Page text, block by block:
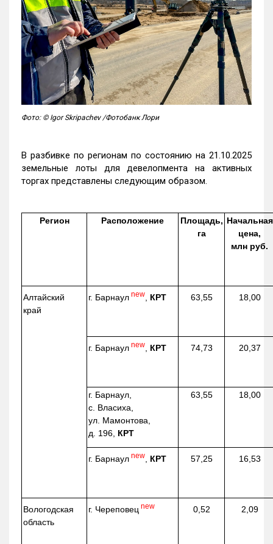
Фото: © Igor Skripachev /Фотобанк Лори
В разбивке по регионам по состоянию на 21.10.2025
земельные лоты для девелопмента на активных
торгах представлены следующим образом.
Регион Расположение
Площадь,
га
Начальная
цена,
млн руб.
Алтайский
край
г. Барнаул new КРТ 63,55 18,00
г. Барнаул new КРТ 74,73 20,37
г. Барнаул,
с. Власиха,
ул. Мамонтова,
д. 196, КРТ
63,55 18,00
г. Барнаул new КРТ 57,25 16,53
Вологодская
область
г. Череповец new 0,52 2,09